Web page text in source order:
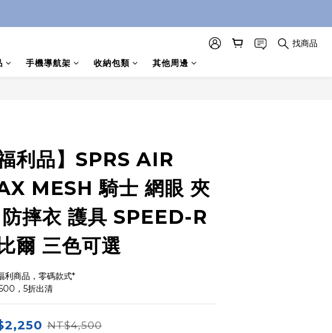
數➟➟➟
找商品
手機導航架 收納包類 其他周邊
福利品】SPRS AIR
MESH 騎士 網眼 夾
摔衣 護具 SPEED-R
爾 三色可選
利商品，零碼款式*
，5折出清
NT$4,500